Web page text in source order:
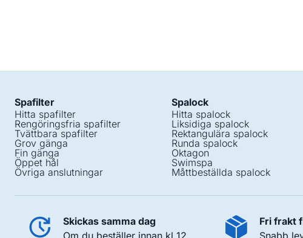
Spafilter
Hitta spafilter
Rengöringsfria spafilter
Tvättbara spafilter
Grov gänga
Fin gänga
Öppet hål
Övriga anslutningar
Spalock
Hitta spalock
Liksidiga spalock
Rektangulära spalock
Runda spalock
Oktagon
Swimspa
Måttbeställda spalock
Skickas samma dag
Fri frakt